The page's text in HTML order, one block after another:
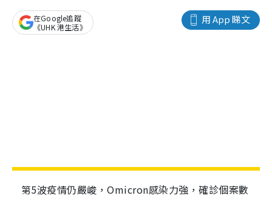
用 App 睇文
在Google追蹤
《UHK 港生活》
第5波疫情仍嚴峻，Omicron感染力強，確診個案數